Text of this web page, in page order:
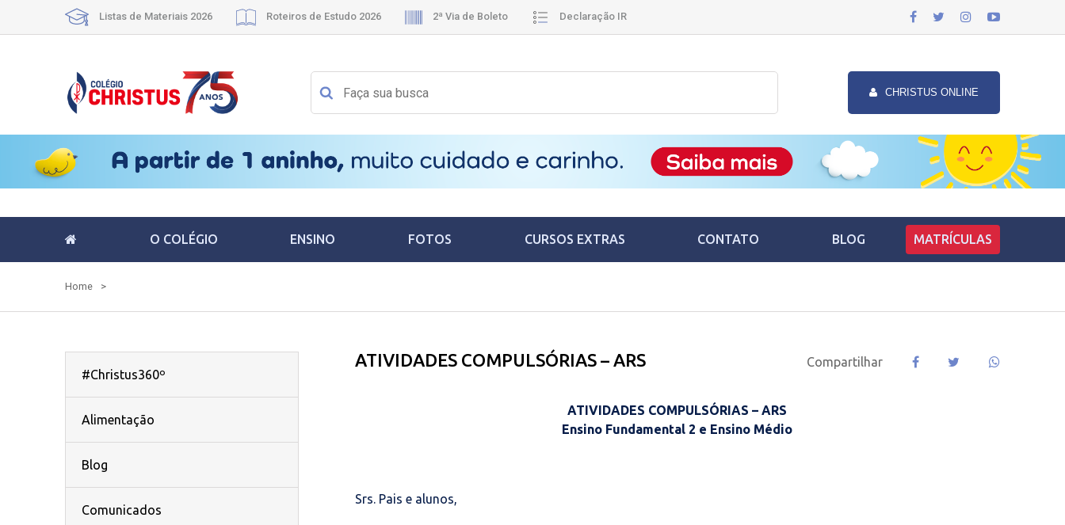
Listas de Materiais 2026 Roteiros de Estudo 2026 2ª Via de Boleto Declaração IR
CHRISTUS ONLINE
O COLÉGIO ENSINO FOTOS CURSOS EXTRAS CONTATO BLOG MATRÍCULAS
Home >
#Christus360º
Alimentação
Blog
Comunicados
ATIVIDADES COMPULSÓRIAS – ARS Compartilhar
ATIVIDADES COMPULSÓRIAS – ARS
Ensino Fundamental 2 e Ensino Médio
Srs. Pais e alunos,